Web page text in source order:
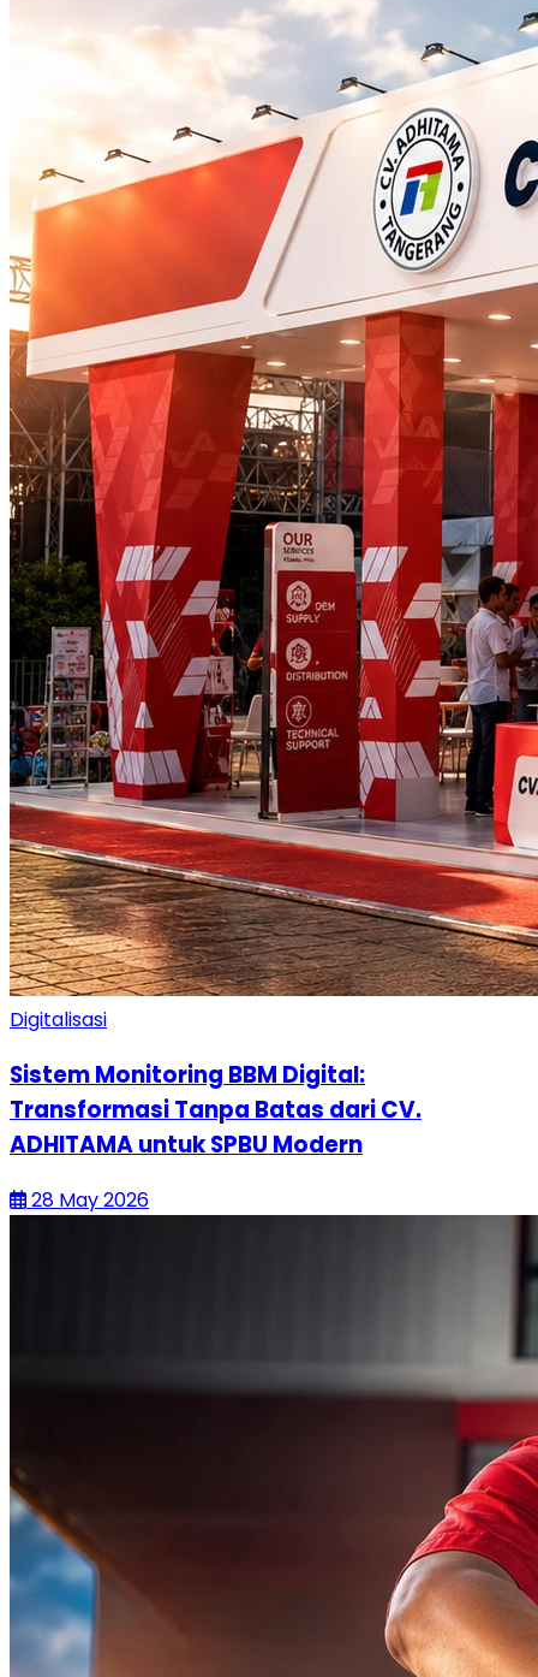
Digitalisasi
Sistem Monitoring BBM Digital:
Transformasi Tanpa Batas dari CV.
ADHITAMA untuk SPBU Modern
28 May 2026